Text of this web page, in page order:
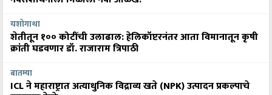
शेतीतून १०० कोटींची उलाढाल: हेलिकॉप्टरनंतर आता विमानातून कृषी
क्रांती घडवणार डॉ. राजाराम त्रिपाठी
ICL ने महाराष्ट्रात अत्याधुनिक विद्राव्य खते (NPK) उत्पादन प्रकल्पाचे
उद्घाटन केले